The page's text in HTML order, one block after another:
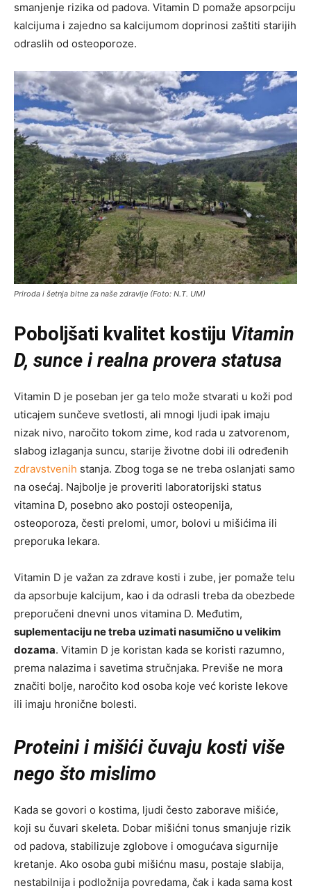
smanjenje rizika od padova. Vitamin D pomaže apsorpciju
kalcijuma i zajedno sa kalcijumom doprinosi zaštiti starijih
odraslih od osteoporoze.
Priroda i šetnja bitne za naše zdravlje (Foto: N.T. UM)
Poboljšati kvalitet kostiju Vitamin
D, sunce i realna provera statusa
Vitamin D je poseban jer ga telo može stvarati u koži pod
uticajem sunčeve svetlosti, ali mnogi ljudi ipak imaju
nizak nivo, naročito tokom zime, kod rada u zatvorenom,
slabog izlaganja suncu, starije životne dobi ili određenih
zdravstvenih stanja. Zbog toga se ne treba oslanjati samo
na osećaj. Najbolje je proveriti laboratorijski status
vitamina D, posebno ako postoji osteopenija,
osteoporoza, česti prelomi, umor, bolovi u mišićima ili
preporuka lekara.
Vitamin D je važan za zdrave kosti i zube, jer pomaže telu
da apsorbuje kalcijum, kao i da odrasli treba da obezbede
preporučeni dnevni unos vitamina D. Međutim,
suplementaciju ne treba uzimati nasumično u velikim
dozama. Vitamin D je koristan kada se koristi razumno,
prema nalazima i savetima stručnjaka. Previše ne mora
značiti bolje, naročito kod osoba koje već koriste lekove
ili imaju hronične bolesti.
Proteini i mišići čuvaju kosti više
nego što mislimo
Kada se govori o kostima, ljudi često zaborave mišiće,
koji su čuvari skeleta. Dobar mišićni tonus smanjuje rizik
od padova, stabilizuje zglobove i omogućava sigurnije
kretanje. Ako osoba gubi mišićnu masu, postaje slabija,
nestabilnija i podložnija povredama, čak i kada sama kost